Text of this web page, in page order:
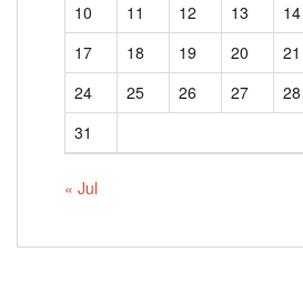
10
11 12 13 14
17
18 19 20 21
24
25 26 27 28
31
« Jul